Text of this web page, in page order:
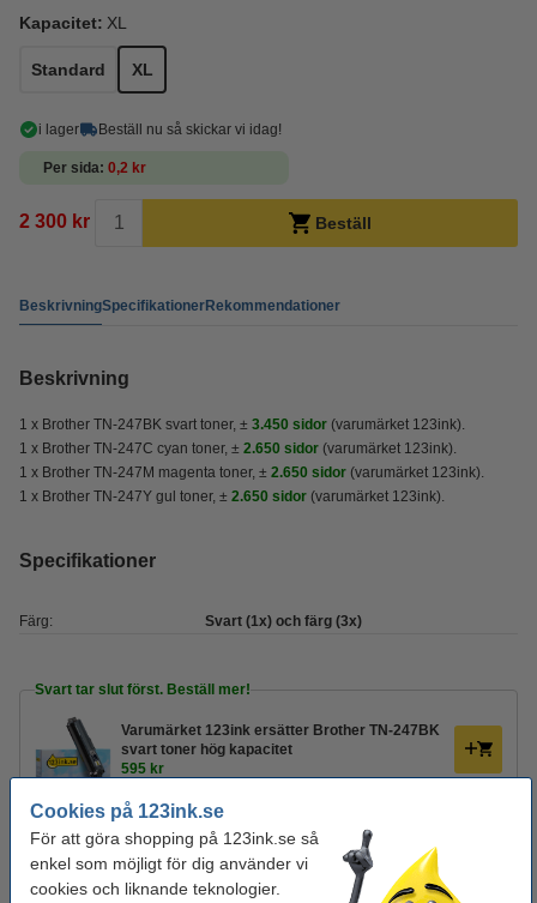
Cookies på 123ink.se
För att göra shopping på 123ink.se så
enkel som möjligt för dig använder vi
cookies och liknande teknologier.
Kapacitet: XL
Standard XL
i lager Beställ nu så skickar vi idag!
Per sida 0,2 kr
2 300 kr Beställ
BeskrivningSpecifikationerRekommendationer
Beskrivning
1 x Brother TN-247BK svart toner, ± 3.450 sidor (varumärket 123ink).
1 x Brother TN-247C cyan toner, ± 2.650 sidor (varumärket 123ink).
1 x Brother TN-247M magenta toner, ± 2.650 sidor (varumärket 123ink).
1 x Brother TN-247Y gul toner, ± 2.650 sidor (varumärket 123ink).
Specifikationer
Färg: Svart (1x) och färg (3x)
Svart tar slut först. Beställ mer!
Varumärket 123ink ersätter Brother TN-247BK
svart toner hög kapacitet
595 kr
Ohålat 500 ark
Kopieringspapper A4 80g | Zoom | 500 ark
80 kr